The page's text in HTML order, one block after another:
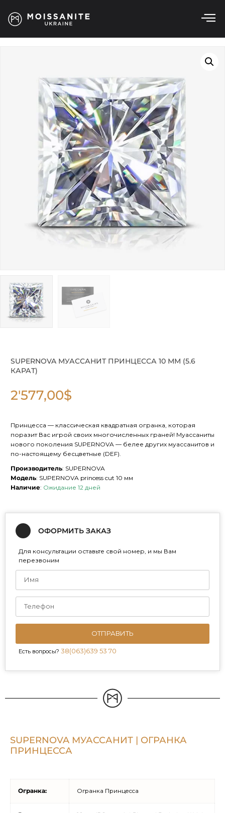
SUPERNOVA МУАССАНИТ ПРИНЦЕССА 10 ММ (5.6
КАРАТ)
2'577,00$
Принцесса — классическая квадратная огранка, которая
поразит Вас игрой своих многочисленных граней! Муассаниты
нового поколения SUPERNOVA — белее других муассанитов и
по-настоящему бесцветные (DEF).
Производитель: SUPERNOVA
Модель: SUPERNOVA princess cut 10 мм
Наличие: Ожидание 12 дней
ОФОРМИТЬ ЗАКАЗ
Для консультации оставьте свой номер, и мы Вам
перезвоним
ОТПРАВИТЬ
Есть вопросы? 38(063)639 53 70
SUPERNOVA МУАССАНИТ | ОГРАНКА
ПРИНЦЕССА
Огранка: Огранка Принцесса